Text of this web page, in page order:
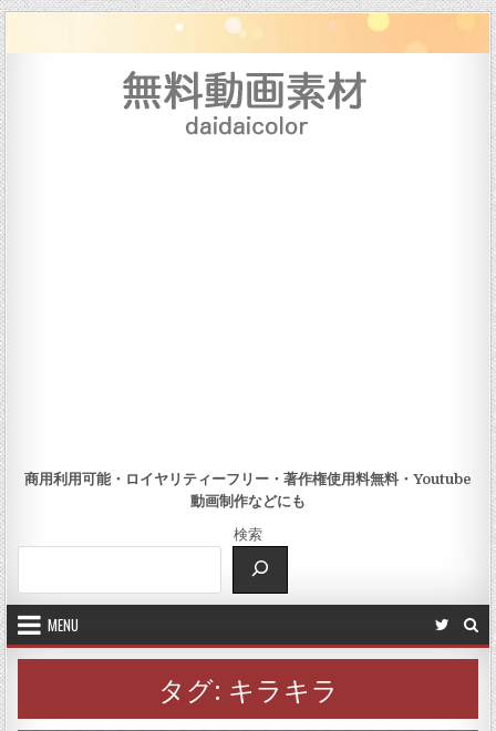
Skip to content
商用利用可能・ロイヤリティーフリー・著作権使用料無料・Youtube
動画制作などにも
検索
MENU
タグ: キラキラ